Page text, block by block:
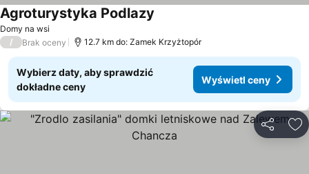
Domy na wsi
Agroturystyka Podlazy
/ Brak oceny 12.7 km do: Zamek Krzyżtopór
Wybierz daty, aby sprawdzić
dokładne ceny
Wyświetl ceny